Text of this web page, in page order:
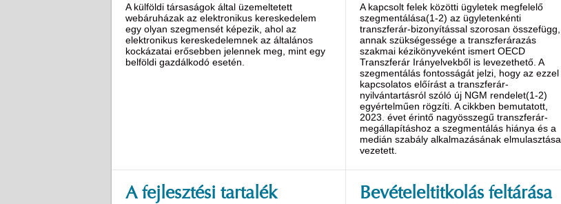
A külföldi társaságok által üzemeltetett
webáruházak az elektronikus kereskedelem
egy olyan szegmensét képezik, ahol az
elektronikus kereskedelemnek az általános
kockázatai erősebben jelennek meg, mint egy
belföldi gazdálkodó esetén.
A kapcsolt felek közötti ügyletek megfelelő
szegmentálása(1-2) az ügyletenkénti
transzferár-bizonyítással szorosan összefügg,
annak szükségessége a transzferárazás
szakmai kézikönyveként ismert OECD
Transzferár Irányelvekből is levezethető. A
szegmentálás fontosságát jelzi, hogy az ezzel
kapcsolatos előírást a transzferár-
nyilvántartásról szóló új NGM rendelet(1-2)
egyértelműen rögzíti. A cikkben bemutatott,
2023. évet érintő nagyösszegű transzferár-
megállapításhoz a szegmentálás hiánya és a
medián szabály alkalmazásának elmulasztása
vezetett.
A fejlesztési tartalék
Bevételeltitkolás feltárása